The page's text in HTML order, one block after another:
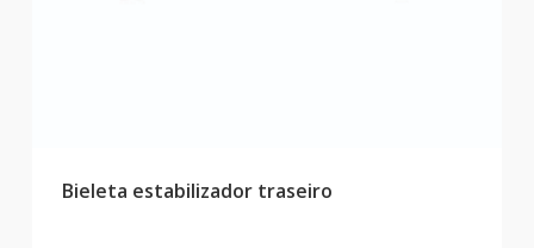
Bieleta estabilizador traseiro